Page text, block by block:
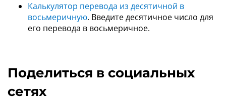
Калькулятор перевода из десятичной в
восьмеричную. Введите десятичное число для
его перевода в восьмеричное.
Поделиться в социальных
сетях